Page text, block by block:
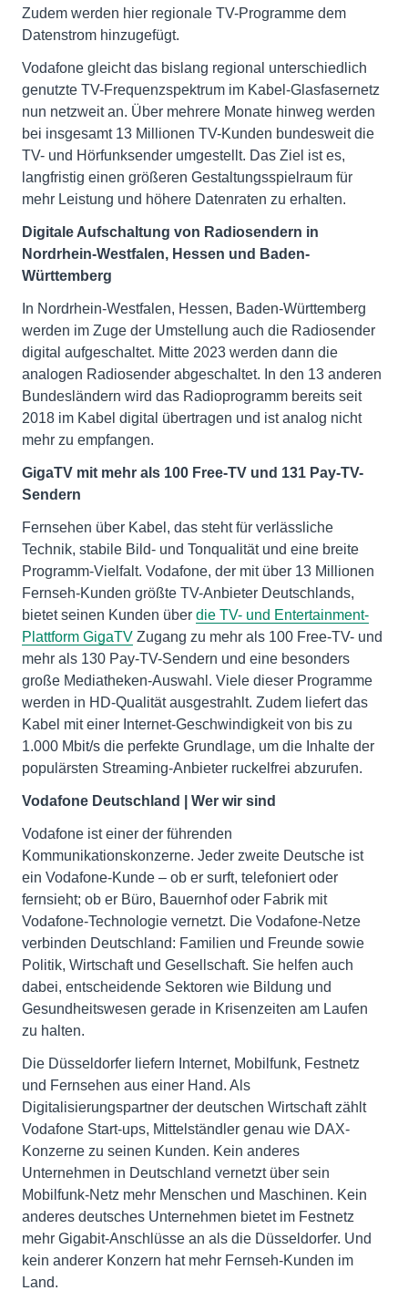
Zudem werden hier regionale TV-Programme dem
Datenstrom hinzugefügt.
Vodafone gleicht das bislang regional unterschiedlich
genutzte TV-Frequenzspektrum im Kabel-Glasfasernetz
nun netzweit an. Über mehrere Monate hinweg werden
bei insgesamt 13 Millionen TV-Kunden bundesweit die
TV- und Hörfunksender umgestellt. Das Ziel ist es,
langfristig einen größeren Gestaltungsspielraum für
mehr Leistung und höhere Datenraten zu erhalten.
Digitale Aufschaltung von Radiosendern in
Nordrhein-Westfalen, Hessen und Baden-
Württemberg
In Nordrhein-Westfalen, Hessen, Baden-Württemberg
werden im Zuge der Umstellung auch die Radiosender
digital aufgeschaltet. Mitte 2023 werden dann die
analogen Radiosender abgeschaltet. In den 13 anderen
Bundesländern wird das Radioprogramm bereits seit
2018 im Kabel digital übertragen und ist analog nicht
mehr zu empfangen.
GigaTV mit mehr als 100 Free-TV und 131 Pay-TV-
Sendern
Fernsehen über Kabel, das steht für verlässliche
Technik, stabile Bild- und Tonqualität und eine breite
Programm-Vielfalt. Vodafone, der mit über 13 Millionen
Fernseh-Kunden größte TV-Anbieter Deutschlands,
bietet seinen Kunden über die TV- und Entertainment-
Plattform GigaTV Zugang zu mehr als 100 Free-TV- und
mehr als 130 Pay-TV-Sendern und eine besonders
große Mediatheken-Auswahl. Viele dieser Programme
werden in HD-Qualität ausgestrahlt. Zudem liefert das
Kabel mit einer Internet-Geschwindigkeit von bis zu
1.000 Mbit/s die perfekte Grundlage, um die Inhalte der
populärsten Streaming-Anbieter ruckelfrei abzurufen.
Vodafone Deutschland | Wer wir sind
Vodafone ist einer der führenden
Kommunikationskonzerne. Jeder zweite Deutsche ist
ein Vodafone-Kunde – ob er surft, telefoniert oder
fernsieht; ob er Büro, Bauernhof oder Fabrik mit
Vodafone-Technologie vernetzt. Die Vodafone-Netze
verbinden Deutschland: Familien und Freunde sowie
Politik, Wirtschaft und Gesellschaft. Sie helfen auch
dabei, entscheidende Sektoren wie Bildung und
Gesundheitswesen gerade in Krisenzeiten am Laufen
zu halten.
Die Düsseldorfer liefern Internet, Mobilfunk, Festnetz
und Fernsehen aus einer Hand. Als
Digitalisierungspartner der deutschen Wirtschaft zählt
Vodafone Start-ups, Mittelständler genau wie DAX-
Konzerne zu seinen Kunden. Kein anderes
Unternehmen in Deutschland vernetzt über sein
Mobilfunk-Netz mehr Menschen und Maschinen. Kein
anderes deutsches Unternehmen bietet im Festnetz
mehr Gigabit-Anschlüsse an als die Düsseldorfer. Und
kein anderer Konzern hat mehr Fernseh-Kunden im
Land.